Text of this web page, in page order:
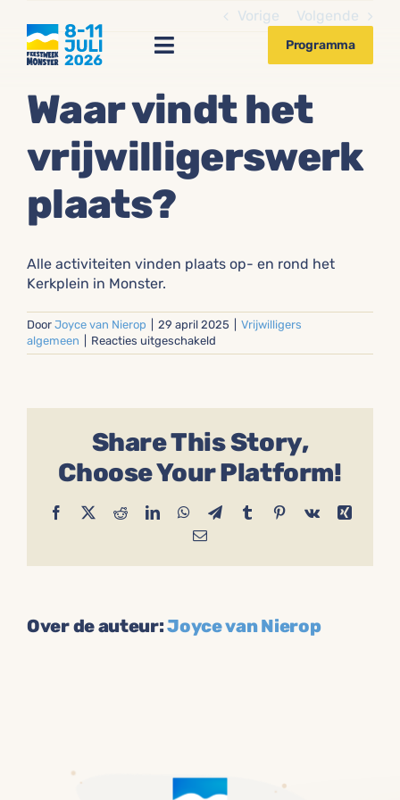
naar
inhoud
Toggle
Activiteiten
Sponsors 2026
Vrijwilligers
Huisregels
Programma
Vorige Volgende
Waar vindt het
vrijwilligerswerk
plaats?
Alle activiteiten vinden plaats op- en rond het
Kerkplein in Monster.
Door Joyce van Nierop 29 april 2025
Vrijwilligers
algemeen
Reacties uitgeschakeld
Waar
Share This Story,
Choose Your Platform!
Facebook
X RedditLinkedInWhatsApp
TelegramTumblrPinterest
Vk
Xing
E-
Over de auteur:Joyce van Nierop